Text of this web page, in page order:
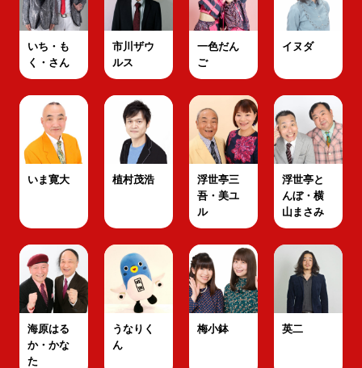
いち・も
く・さん
市川ザウ
ルス
一色だん
ご
イヌダ
いま寛大 植村茂浩
浮世亭三
吾・美ユ
ル
浮世亭と
んぼ・横
山まさみ
海原はる
か・かな
た
うなりく
ん
梅小鉢 英二